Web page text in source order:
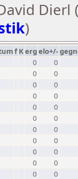
Dierl
)
f Kerg elo+/-
0
0
0
0
0
0
0
0
0
0
0
0
0
0
0
0
0
0
0
0
0
0